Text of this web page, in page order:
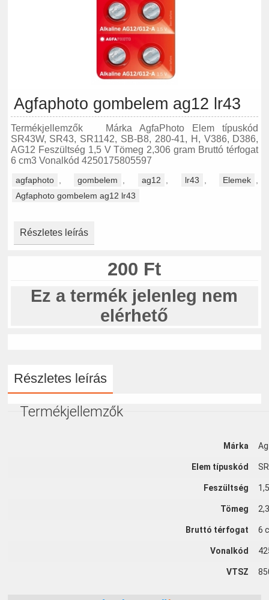
Agfaphoto gombelem ag12 lr43
Termékjellemzők Márka AgfaPhoto Elem típuskód
SR43W, SR43, SR1142, SB-B8, 280-41, H, V386, D386,
AG12 Feszültség 1,5 V Tömeg 2,306 gram Bruttó térfogat
6 cm3 Vonalkód 4250175805597
agfaphoto gombelem ag12 lr43 Elemek
Agfaphoto gombelem ag12 lr43
Részletes leírás
200 Ft
Ez a termék jelenleg nem
elérhető
Részletes leírás
Termékjellemzők
Márka
Elem típuskód
Feszültség
Tömeg
Bruttó térfogat 6
Vonalkód
VTSZ